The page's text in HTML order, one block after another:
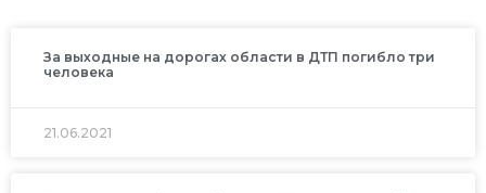
За выходные на дорогах области в ДТП погибло три
человека
21.06.2021